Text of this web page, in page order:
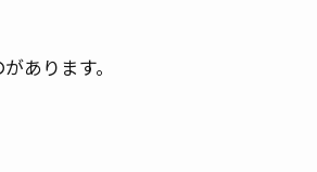
あります。